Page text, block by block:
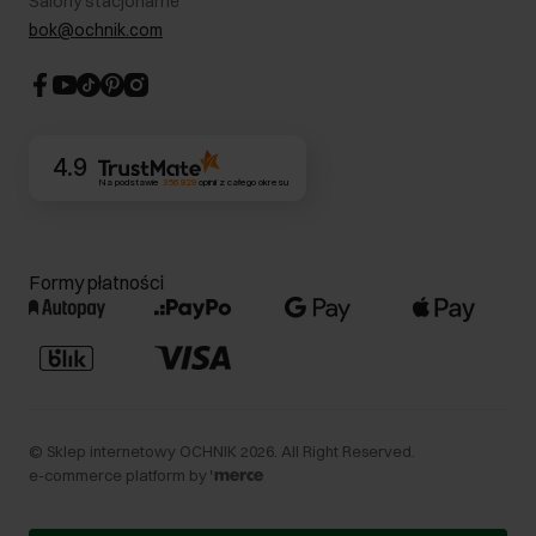
Blog
Dla akcjonariuszy
CSR
bok@ochnik.com
4.9
Na podstawie 356 929opinii z całego okresu
Formy płatności
© Sklep internetowy OCHNIK 2026 . All Right Reserved.
e-commerce platform by